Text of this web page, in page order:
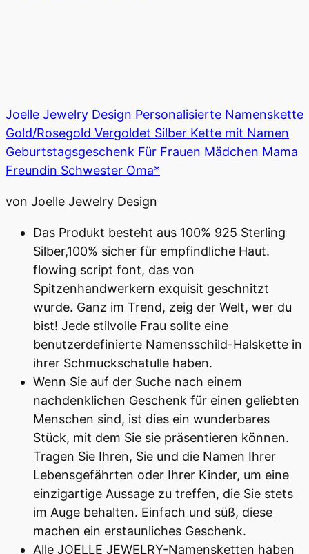
Joelle Jewelry Design Personalisierte Namenskette
Gold/Rosegold Vergoldet Silber Kette mit Namen
Geburtstagsgeschenk Für Frauen Mädchen Mama
Freundin Schwester Oma*
von Joelle Jewelry Design
Das Produkt besteht aus 100% 925 Sterling
Silber,100% sicher für empfindliche Haut.
flowing script font, das von
Spitzenhandwerkern exquisit geschnitzt
wurde. Ganz im Trend, zeig der Welt, wer du
bist! Jede stilvolle Frau sollte eine
benutzerdefinierte Namensschild-Halskette in
ihrer Schmuckschatulle haben.
Wenn Sie auf der Suche nach einem
nachdenklichen Geschenk für einen geliebten
Menschen sind, ist dies ein wunderbares
Stück, mit dem Sie sie präsentieren können.
Tragen Sie Ihren, Sie und die Namen Ihrer
Lebensgefährten oder Ihrer Kinder, um eine
einzigartige Aussage zu treffen, die Sie stets
im Auge behalten. Einfach und süß, diese
machen ein erstaunliches Geschenk.
Alle JOELLE JEWELRY-Namensketten haben